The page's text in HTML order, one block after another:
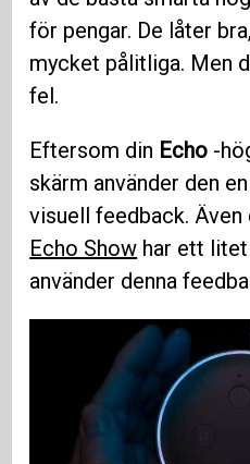
för pengar. De låter
mycket pålitliga. Men
fel.
Eftersom din Echo -
skärm använder den
visuell feedback.
Echo Show har ett
använder denna